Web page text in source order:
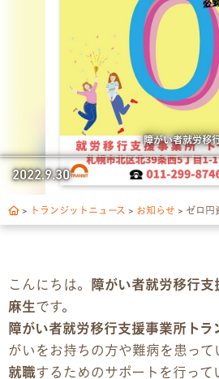
就労移行支援とは
トランジットについて
1日の流れ
ご利用の流れ
独自サポート
お食事の提供について
スキルアップ診断
障がい者就労移
2022.9.30
> トランジットニュース > お知らせ > ゼロ円
こんにちは。
障がい者就労移行支
麻生です。
障がい者就労移行支援事業所トラ
がいをお持ちの方や難病を患って
就職するためのサポートを行って